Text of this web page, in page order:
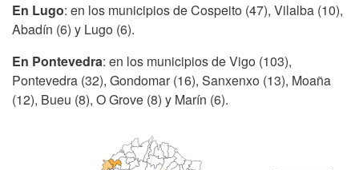
En Lugo: en los municipios de Cospeito (47), Vilalba (10),
Abadín (6) y Lugo (6).
En Pontevedra: en los municipios de Vigo (103),
Pontevedra (32), Gondomar (16), Sanxenxo (13), Moaña
(12), Bueu (8), O Grove (8) y Marín (6).